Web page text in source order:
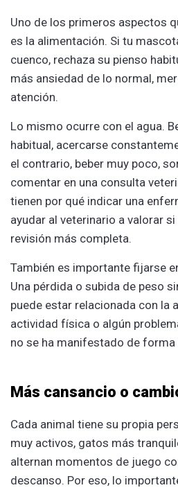
Uno de los primeros aspectos
es la alimentación. Si tu
cuenco, rechaza su pienso
más ansiedad de lo normal,
atención.
Lo mismo ocurre con el agua.
habitual, acercarse
el contrario, beber muy poco,
comentar en una consulta
tienen por qué indicar una
ayudar al veterinario a valorar
revisión más completa.
También es importante fijarse
Una pérdida o subida de peso
puede estar relacionada con la
actividad física o algún
no se ha manifestado de forma
Más cansancio o
Cada animal tiene su propia
muy activos, gatos más
alternan momentos de juego
descanso. Por eso, lo